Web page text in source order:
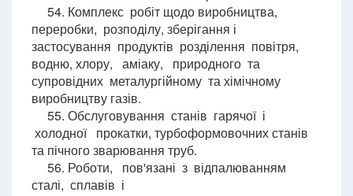
54. Комплекс робіт щодо виробництва,
переробки, розподілу, зберігання і
застосування продуктів розділення повітря,
водню, хлору, аміаку, природного та
супровідних металургійному та хімічному
виробництву газів.
55. Обслуговування станів гарячої і
холодної прокатки, турбоформовочних станів
та пічного зварювання труб.
56. Роботи, пов'язані з відпалюванням
сталі, сплавів і